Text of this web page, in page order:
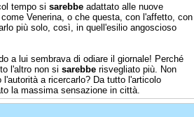
tempo si sarebbe adattato alle nuove
Venerina, o che questa, con l'affetto, con
più solo, così, in quell'esilio angoscioso
a lui sembrava di odiare il giornale! Perché
l'altro non si sarebbe risvegliato più. Non
a ricercarlo? Da tutto l'articolo
la massima sensazione in città.